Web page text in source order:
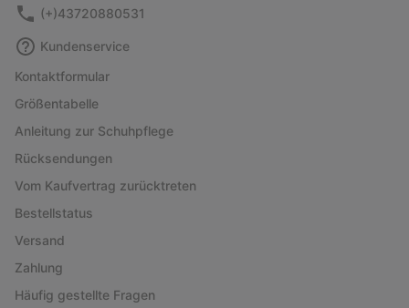
(+)43720880531
Kundenservice
Kontaktformular
Größentabelle
Anleitung zur Schuhpflege
Rücksendungen
Vom Kaufvertrag zurücktreten
Bestellstatus
Versand
Zahlung
Häufig gestellte Fragen